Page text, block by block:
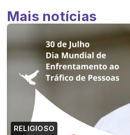
Mais notícias
RELIGIOSO